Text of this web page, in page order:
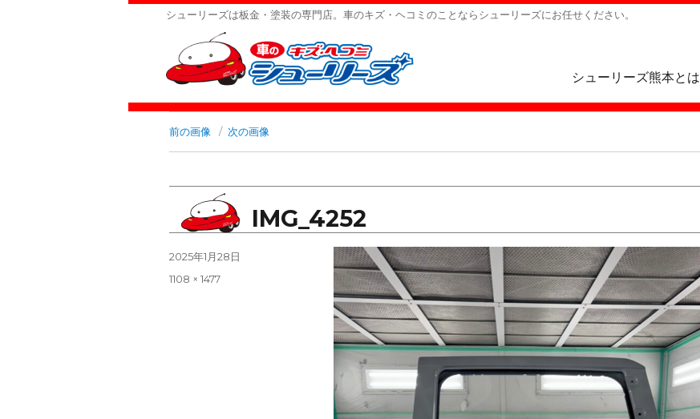
シューリーズは板金・塗装の専門店。車のキズ・ヘコミのことならシューリーズにお任せください。
シューリーズ熊本とは
前の画像 次の画像
IMG_4252
投
稿
2025年1月28日
フ
1108 × 1477